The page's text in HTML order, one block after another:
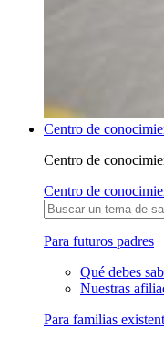
Centro de
Centro de
Centro de
Para futuros padres
Qué debes
Nuestras
Para familias